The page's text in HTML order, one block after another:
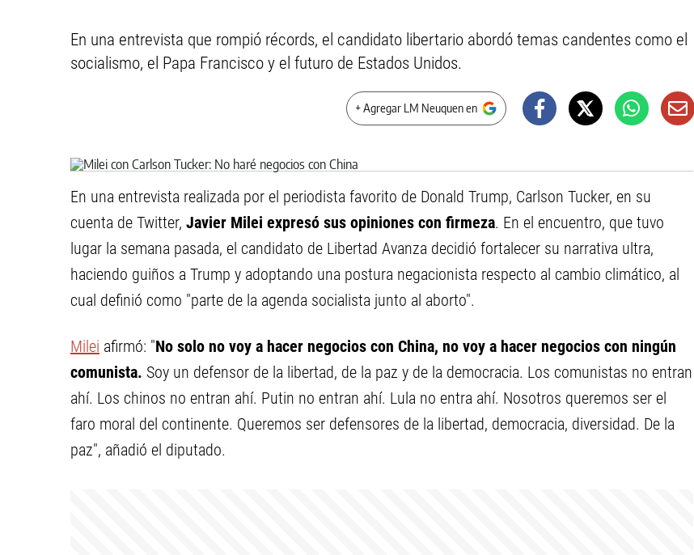
En una entrevista que rompió récords, el candidato libertario abordó temas candentes como el
socialismo, el Papa Francisco y el futuro de Estados Unidos.
+ Agregar LM Neuquen en
En una entrevista realizada por el periodista favorito de Donald Trump, Carlson Tucker, en su
cuenta de Twitter, Javier Milei expresó sus opiniones con firmeza. En el encuentro, que tuvo
lugar la semana pasada, el candidato de Libertad Avanza decidió fortalecer su narrativa ultra,
haciendo guiños a Trump y adoptando una postura negacionista respecto al cambio climático, al
cual definió como "parte de la agenda socialista junto al aborto".
Milei afirmó: "No solo no voy a hacer negocios con China, no voy a hacer negocios con ningún
comunista. Soy un defensor de la libertad, de la paz y de la democracia. Los comunistas no entran
ahí. Los chinos no entran ahí. Putin no entran ahí. Lula no entra ahí. Nosotros queremos ser el
faro moral del continente. Queremos ser defensores de la libertad, democracia, diversidad. De la
paz", añadió el diputado.